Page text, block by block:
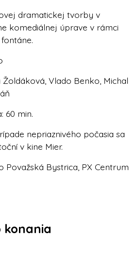
dramatickej tvorby v
komediálnej úprave v rámci
Vlado Benko, Michal
60 min.
nepriaznivého počasia sa
v kine Mier.
Považská Bystrica, PX Centrum
konania